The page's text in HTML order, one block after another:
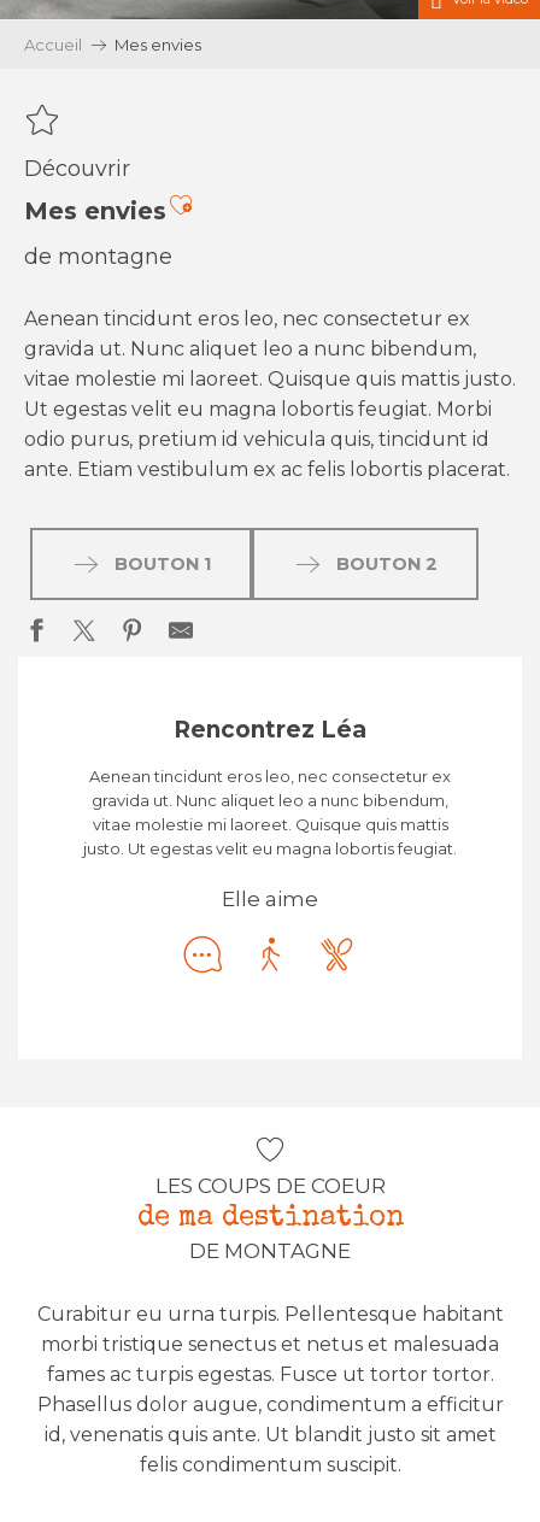
Accueil Mes envies
Découvrir
Mes enviesAjouter aux favoris
de montagne
Aenean tincidunt eros leo, nec consectetur ex
gravida ut. Nunc aliquet leo a nunc bibendum,
vitae molestie mi laoreet. Quisque quis mattis justo.
Ut egestas velit eu magna lobortis feugiat. Morbi
odio purus, pretium id vehicula quis, tincidunt id
ante. Etiam vestibulum ex ac felis lobortis placerat.
BOUTON 1 BOUTON 2
Rencontrez Léa
Aenean tincidunt eros leo, nec consectetur ex
gravida ut. Nunc aliquet leo a nunc bibendum,
vitae molestie mi laoreet. Quisque quis mattis
justo. Ut egestas velit eu magna lobortis feugiat.
Elle aime
LES COUPS DE COEUR
de ma destination
DE MONTAGNE
Curabitur eu urna turpis. Pellentesque habitant
morbi tristique senectus et netus et malesuada
fames ac turpis egestas. Fusce ut tortor tortor.
Phasellus dolor augue, condimentum a efficitur
id, venenatis quis ante. Ut blandit justo sit amet
felis condimentum suscipit.